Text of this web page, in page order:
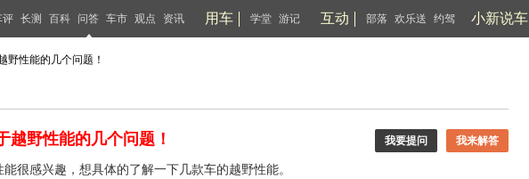
评 长测 百科 问答 车市 观点 资讯 用车 学堂 游记 互动 部落 欢乐送 约驾 小新说车
野性能的几个问题！
我要提问 我来解答
越野性能的几个问题！
很感兴趣，想具体的了解一下几款车的越野性能。